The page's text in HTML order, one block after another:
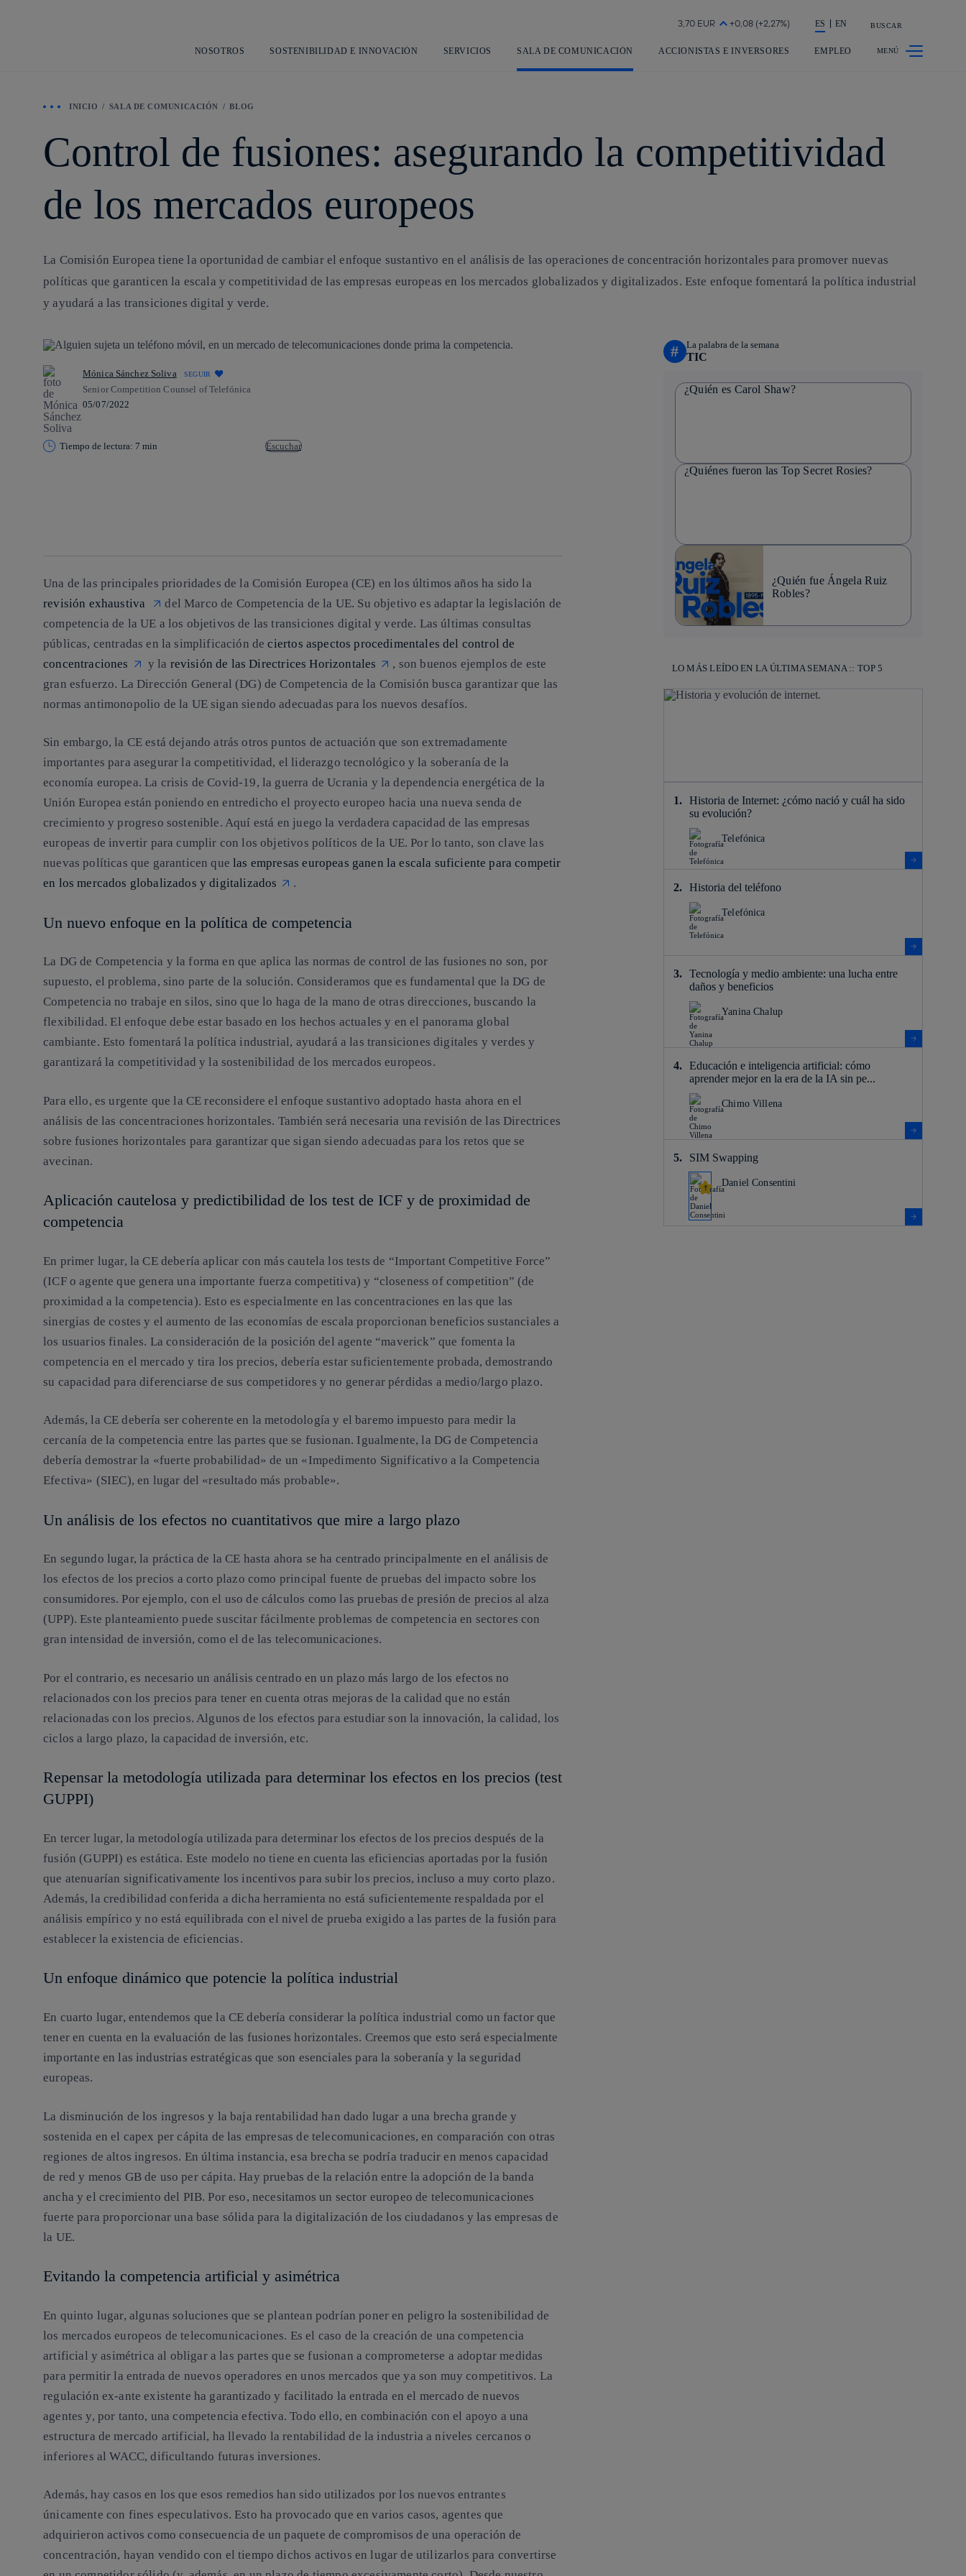
principal
La acción en accionistas e inversores ES EN BUSCAR
NOSOTROS SOSTENIBILIDAD E INNOVACIÓN SERVICIOS SALA DE COMUNICACIÓN ACCIONISTAS E INVERSORES EMPLEO
INICIO SALA DE COMUNICACIÓN BLOG
Control de fusiones: asegurando la competitividad
de los mercados europeos
La Comisión Europea tiene la oportunidad de cambiar el enfoque sustantivo en el análisis de las operaciones de concentración horizontales para promover nuevas
políticas que garanticen la escala y competitividad de las empresas europeas en los mercados globalizados y digitalizados. Este enfoque fomentará la política industrial
y ayudará a las transiciones digital y verde.
Mónica Sánchez Soliva SEGUIR
Senior Competition Counsel of Telefónica
05/07/2022
Tiempo de lectura: 7 min Escuchar
Una de las principales prioridades de la Comisión Europea (CE) en los últimos años ha sido la
revisión exhaustiva
del Marco de Competencia de la UE. Su objetivo es adaptar la legislación de
competencia de la UE a los objetivos de las transiciones digital y verde. Las últimas consultas
públicas, centradas en la simplificación deciertos aspectos procedimentales del control de
concentraciones
y la revisión de las Directrices Horizontales
, son buenos ejemplos de este
gran esfuerzo. La Dirección General (DG) de Competencia de la Comisión busca garantizar que las
normas antimonopolio de la UE sigan siendo adecuadas para los nuevos desafíos.
Sin embargo, la CE está dejando atrás otros puntos de actuación que son extremadamente
importantes para asegurar la competitividad, el liderazgo tecnológico y la soberanía de la
economía europea. La crisis de Covid-19, la guerra de Ucrania y la dependencia energética de la
Unión Europea están poniendo en entredicho el proyecto europeo hacia una nueva senda de
crecimiento y progreso sostenible. Aquí está en juego la verdadera capacidad de las empresas
europeas de invertir para cumplir con los objetivos políticos de la UE. Por lo tanto, son clave las
nuevas políticas que garanticen quelas empresas europeas ganen la escala suficiente para competir
en los mercados globalizados y digitalizados
.
Un nuevo enfoque en la política de competencia
La DG de Competencia y la forma en que aplica las normas de control de las fusiones no son, por
supuesto, el problema, sino parte de la solución. Consideramos que es fundamental que la DG de
Competencia no trabaje en silos, sino que lo haga de la mano de otras direcciones, buscando la
flexibilidad. El enfoque debe estar basado en los hechos actuales y en el panorama global
cambiante. Esto fomentará la política industrial, ayudará a las transiciones digitales y verdes y
garantizará la competitividad y la sostenibilidad de los mercados europeos.
Para ello, es urgente que la CE reconsidere el enfoque sustantivo adoptado hasta ahora en el
análisis de las concentraciones horizontales. También será necesaria una revisión de las Directrices
sobre fusiones horizontales para garantizar que sigan siendo adecuadas para los retos que se
avecinan.
Aplicación cautelosa y predictibilidad de los test de ICF y de proximidad de
competencia
En primer lugar, la CE debería aplicar con más cautela los tests de “Important Competitive Force”
(ICF o agente que genera una importante fuerza competitiva) y “closeness of competition” (de
proximidad a la competencia). Esto es especialmente en las concentraciones en las que las
sinergias de costes y el aumento de las economías de escala proporcionan beneficios sustanciales a
los usuarios finales. La consideración de la posición del agente “maverick” que fomenta la
competencia en el mercado y tira los precios, debería estar suficientemente probada, demostrando
su capacidad para diferenciarse de sus competidores y no generar pérdidas a medio/largo plazo.
Además, la CE debería ser coherente en la metodología y el baremo impuesto para medir la
cercanía de la competencia entre las partes que se fusionan. Igualmente, la DG de Competencia
debería demostrar la «fuerte probabilidad» de un «Impedimento Significativo a la Competencia
Efectiva» (SIEC), en lugar del «resultado más probable».
Un análisis de los efectos no cuantitativos que mire a largo plazo
En segundo lugar, la práctica de la CE hasta ahora se ha centrado principalmente en el análisis de
los efectos de los precios a corto plazo como principal fuente de pruebas del impacto sobre los
consumidores. Por ejemplo, con el uso de cálculos como las pruebas de presión de precios al alza
(UPP). Este planteamiento puede suscitar fácilmente problemas de competencia en sectores con
gran intensidad de inversión, como el de las telecomunicaciones.
Por el contrario, es necesario un análisis centrado en un plazo más largo de los efectos no
relacionados con los precios para tener en cuenta otras mejoras de la calidad que no están
relacionadas con los precios. Algunos de los efectos para estudiar son la innovación, la calidad, los
ciclos a largo plazo, la capacidad de inversión, etc.
Repensar la metodología utilizada para determinar los efectos en los precios (test
GUPPI)
En tercer lugar, la metodología utilizada para determinar los efectos de los precios después de la
fusión (GUPPI) es estática. Este modelo no tiene en cuenta las eficiencias aportadas por la fusión
que atenuarían significativamente los incentivos para subir los precios, incluso a muy corto plazo.
Además, la credibilidad conferida a dicha herramienta no está suficientemente respaldada por el
análisis empírico y no está equilibrada con el nivel de prueba exigido a las partes de la fusión para
establecer la existencia de eficiencias.
Un enfoque dinámico que potencie la política industrial
En cuarto lugar, entendemos que la CE debería considerar la política industrial como un factor que
tener en cuenta en la evaluación de las fusiones horizontales. Creemos que esto será especialmente
importante en las industrias estratégicas que son esenciales para la soberanía y la seguridad
europeas.
La disminución de los ingresos y la baja rentabilidad han dado lugar a una brecha grande y
sostenida en el capex per cápita de las empresas de telecomunicaciones, en comparación con otras
regiones de altos ingresos. En última instancia, esa brecha se podría traducir en menos capacidad
de red y menos GB de uso per cápita. Hay pruebas de la relación entre la adopción de la banda
ancha y el crecimiento del PIB. Por eso, necesitamos un sector europeo de telecomunicaciones
fuerte para proporcionar una base sólida para la digitalización de los ciudadanos y las empresas de
la UE.
Evitando la competencia artificial y asimétrica
En quinto lugar, algunas soluciones que se plantean podrían poner en peligro la sostenibilidad de
los mercados europeos de telecomunicaciones. Es el caso de la creación de una competencia
artificial y asimétrica al obligar a las partes que se fusionan a comprometerse a adoptar medidas
para permitir la entrada de nuevos operadores en unos mercados que ya son muy competitivos. La
regulación ex-ante existente ha garantizado y facilitado la entrada en el mercado de nuevos
agentes y, por tanto, una competencia efectiva. Todo ello, en combinación con el apoyo a una
estructura de mercado artificial, ha llevado la rentabilidad de la industria a niveles cercanos o
inferiores al WACC, dificultando futuras inversiones.
Además, hay casos en los que esos remedios han sido utilizados por los nuevos entrantes
únicamente con fines especulativos. Esto ha provocado que en varios casos, agentes que
adquirieron activos como consecuencia de un paquete de compromisos de una operación de
concentración, hayan vendido con el tiempo dichos activos en lugar de utilizarlos para convertirse
# La palabra de la semana
TIC
¿Quién es Carol Shaw?
¿Quiénes fueron las Top Secret Rosies?
¿Quién fue Ángela Ruiz
Robles?
LO MÁS LEÍDO EN LA ÚLTIMA SEMANA :: TOP 5
Historia de Internet: ¿cómo nació y cuál ha sido
su evolución?
Telefónica
Historia del teléfono
Telefónica
Tecnología y medio ambiente: una lucha entre
daños y beneficios
Yanina Chalup
Educación e inteligencia artificial: cómo
aprender mejor en la era de la IA sin pe...
Chimo Villena
SIM Swapping
Daniel Consentini